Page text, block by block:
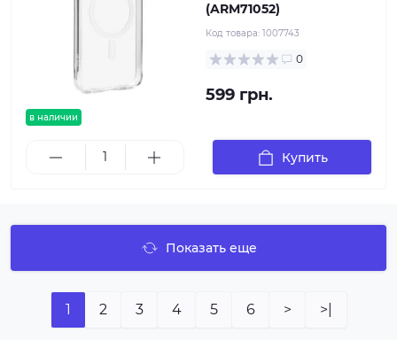
в наличии
(ARM71052)
Код товара: 1007743
0
599 грн.
Купить
Показать еще
1 2 3 4 5 6 > >|